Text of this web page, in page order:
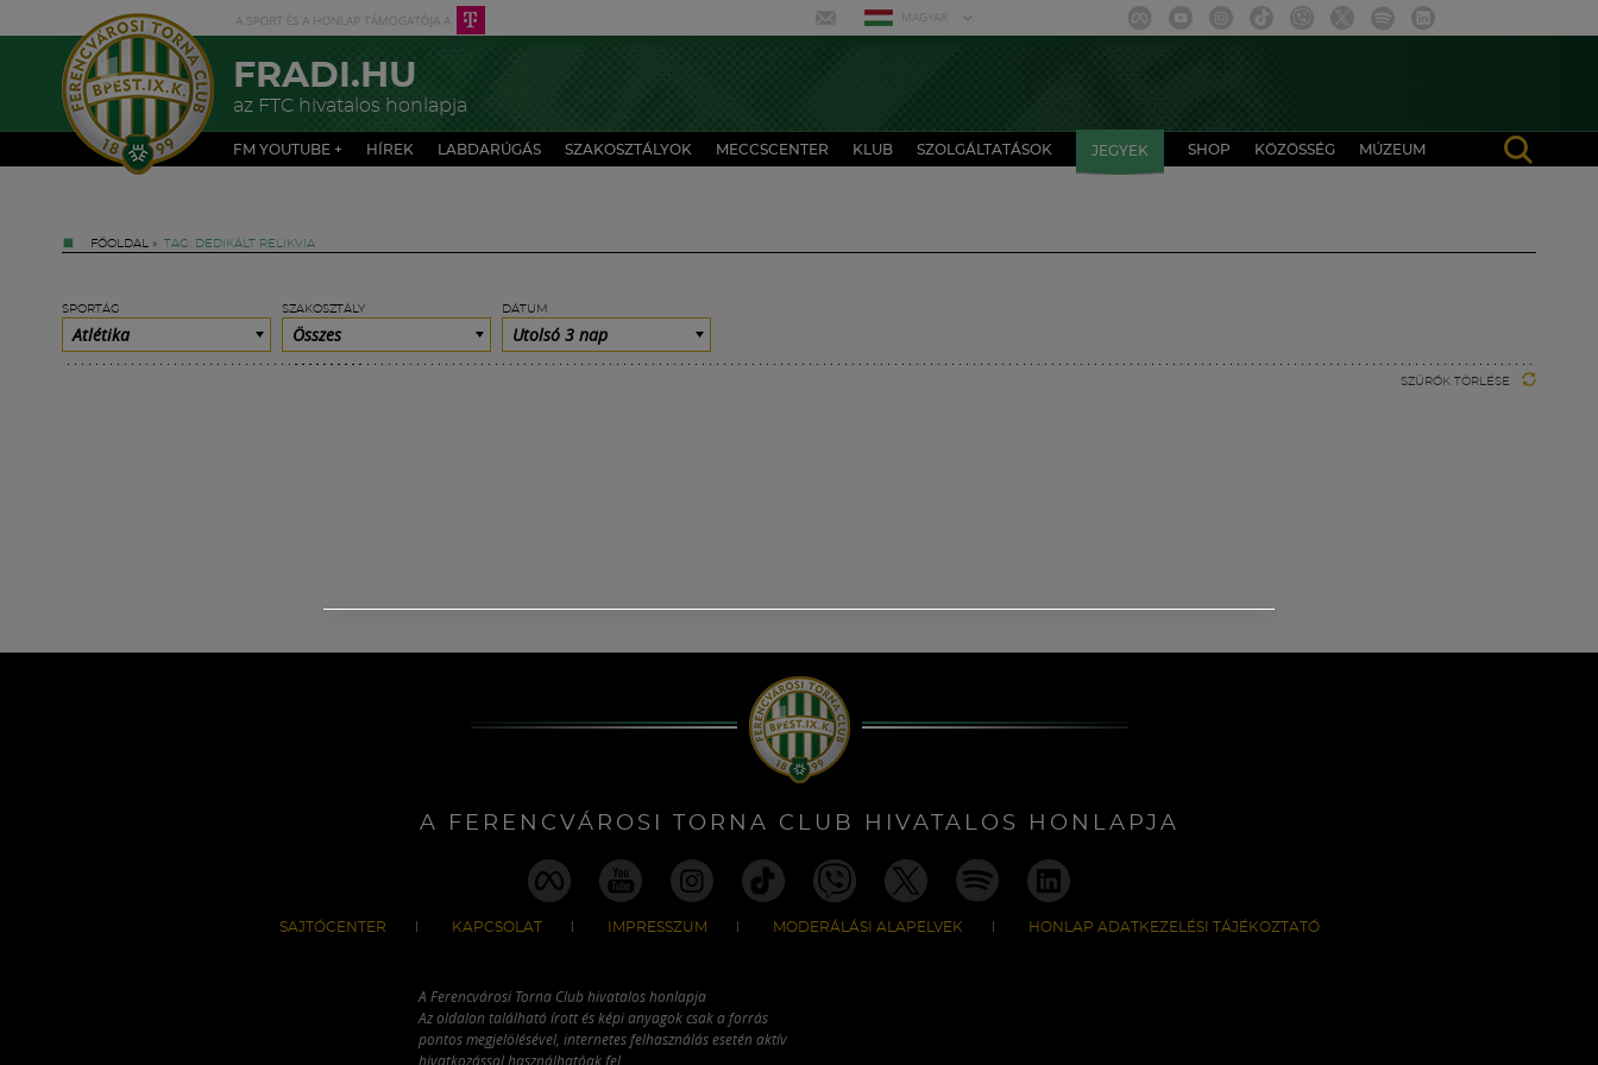
MAGYAR
FRADI.HU
az FTC hivatalos honlapja
FM YOUTUBE + HÍREK LABDARÚGÁS SZAKOSZTÁLYOK MECCSCENTER KLUB SZOLGÁLTATÁSOK JEGYEK SHOP KÖZÖSSÉG MÚZEUM
FŐOLDAL » TAG: DEDIKÁLT RELIKVIA
SPORTÁG
Atlétika
SZAKOSZTÁLY
Összes
DÁTUM
Utolsó 3 nap
SZŰRŐK TÖRLÉSE
A FERENCVÁROSI TORNA CLUB HIVATALOS HONLAPJA
SAJTÓCENTER KAPCSOLAT IMPRESSZUM MODERÁLÁSI ALAPELVEK HONLAP ADATKEZELÉSI TÁJÉKOZTATÓ
A Ferencvárosi Torna Club hivatalos honlapja
Az oldalon található írott és képi anyagok csak a forrás
pontos megjelölésével, internetes felhasználás esetén aktív
hivatkozással használhatóak fel.